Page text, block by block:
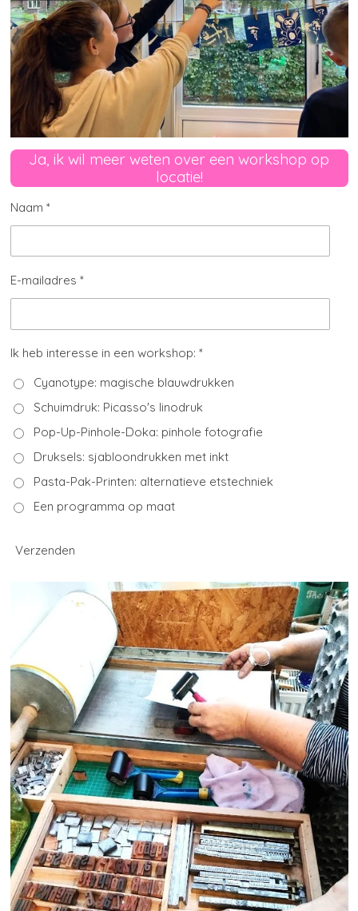
Ja, ik wil meer weten over een workshop op
locatie!
Naam *
E-mailadres *
Ik heb interesse in een workshop: *
Cyanotype: magische blauwdrukken
Schuimdruk: Picasso's linodruk
Pop-Up-Pinhole-Doka: pinhole fotografie
Druksels: sjabloondrukken met inkt
Pasta-Pak-Printen: alternatieve etstechniek
Een programma op maat
Verzenden